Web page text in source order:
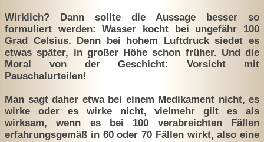
Wirklich? Dann sollte die Aussage besser so
formuliert werden: Wasser kocht bei ungefähr 100
Grad Celsius. Denn bei hohem Luftdruck siedet es
etwas später, in großer Höhe schon früher. Und die
Moral von der Geschicht: Vorsicht mit
Pauschalurteilen!
Man sagt daher etwa bei einem Medikament nicht, es
wirke oder es wirke nicht, vielmehr gilt es als
wirksam, wenn es bei 100 verabreichten Fällen
erfahrungsgemäß in 60 oder 70 Fällen wirkt, also eine